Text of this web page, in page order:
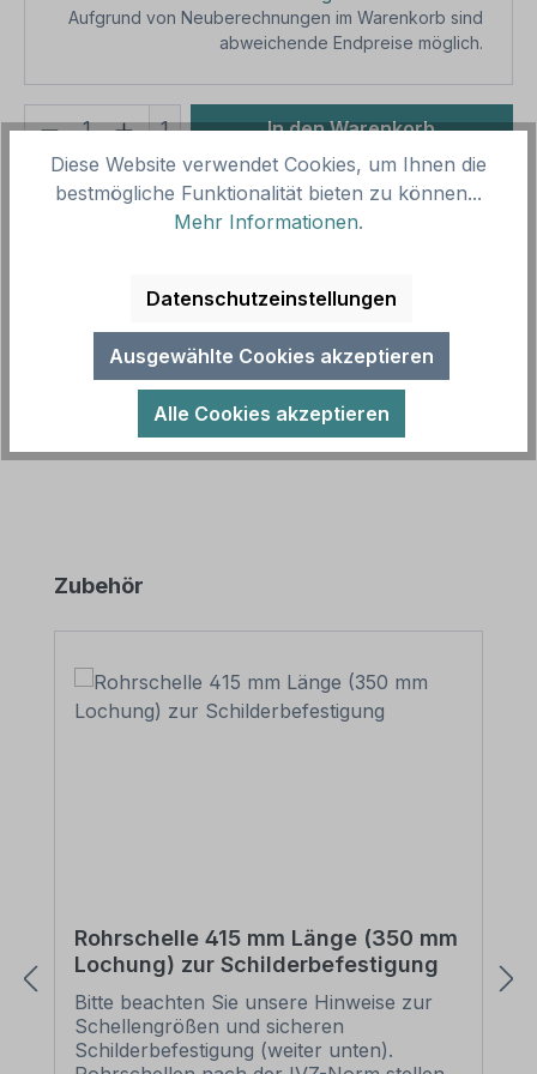
Aufgrund von Neuberechnungen im Warenkorb sind
abweichende Endpreise möglich.
Produkt Anzahl: Gib den gewünschten
1 In den Warenkorb
Produktnummer:SH15910.13
Vorlagenummer: TX-A-349
Beschreibung
Schild Keep Out - in sechs Farbvarianten.
Textschilder sind Hinweisschilder mit reinen
Textinhalten in zahlreichen Größen un…Mehr
Produktgalerie überspringen
Zubehör
Rohrschelle 415 mm Länge (350 mm
Lochung) zur Schilderbefestigung
Bitte beachten Sie unsere Hinweise zur
Schellengrößen und sicheren
Schilderbefestigung (weiter unten).
Diese Website verwendet Cookies, um Ihnen die
bestmögliche Funktionalität bieten zu können...
Mehr Informationen.
Datenschutzeinstellungen
Ausgewählte Cookies akzeptieren
Alle Cookies akzeptieren